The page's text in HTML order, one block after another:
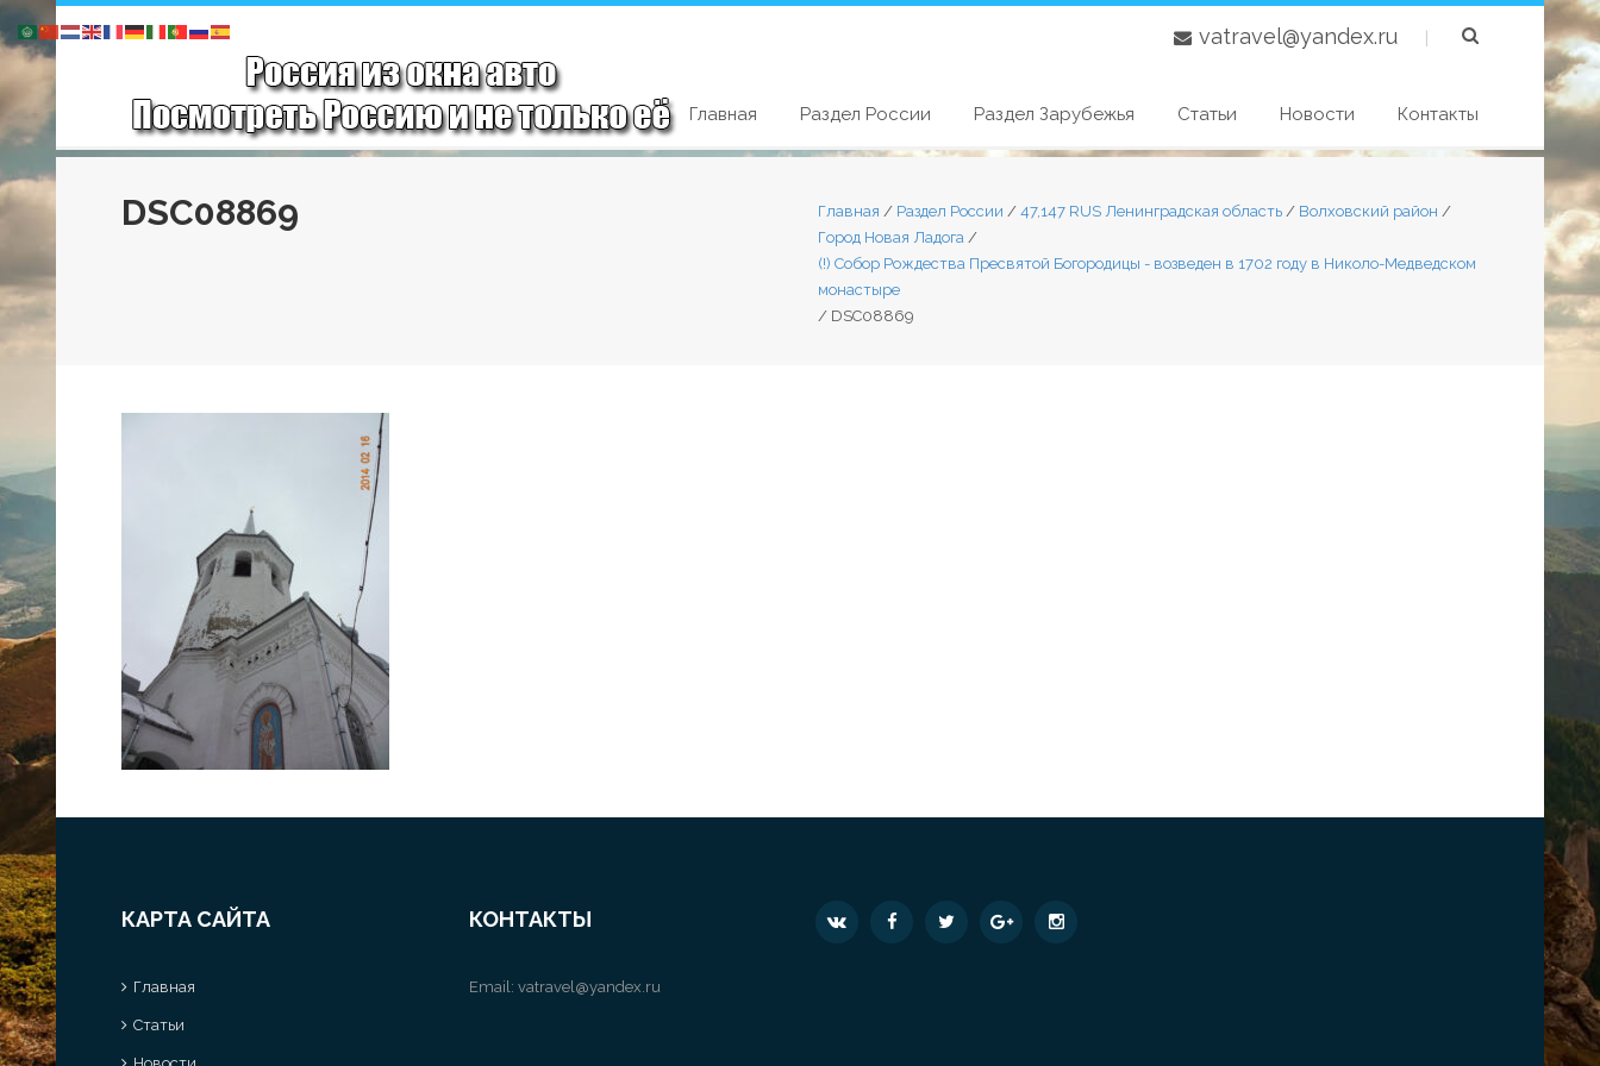
vatravel@yandex.ru |
Главная Раздел России Раздел Зарубежья Статьи Новости Контакты
DSC08869 Главная / Раздел России / 47,147 RUS Ленинградская область / Волховский район /
Город Новая Ладога /
(!) Собор Рождества Пресвятой Богородицы - возведен в 1702 году в Николо-Медведском
монастыре
/ DSC08869
КАРТА САЙТА
Главная
Статьи
КОНТАКТЫ
Email: vatravel@yandex.ru